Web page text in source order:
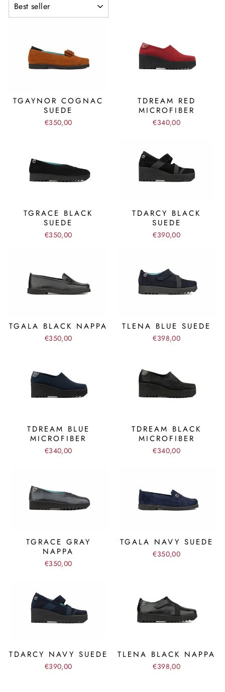
TGAYNOR COGNAC
SUEDE
€350,00
TDREAM RED
MICROFIBER
€340,00
TGRACE BLACK
SUEDE
€350,00
TDARCY BLACK
SUEDE
€390,00
TGALA BLACK NAPPA
€350,00
TLENA BLUE SUEDE
€398,00
TDREAM BLUE
MICROFIBER
€340,00
TDREAM BLACK
MICROFIBER
€340,00
TGRACE GRAY
NAPPA
€350,00
TGALA NAVY SUEDE
€350,00
TDARCY NAVY SUEDE
€390,00
TLENA BLACK NAPPA
€398,00